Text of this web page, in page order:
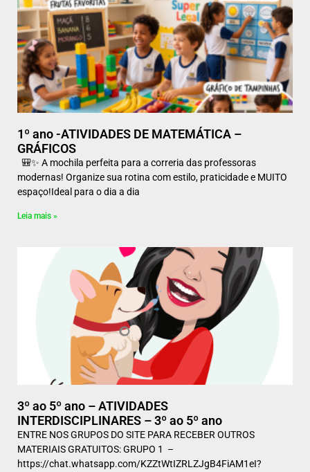
1º ano -ATIVIDADES DE MATEMÁTICA –
GRÁFICOS
🎒✨ A mochila perfeita para a correria das professoras
modernas! Organize sua rotina com estilo, praticidade e MUITO
espaço!Ideal para o dia a dia
Leia mais »
3º ao 5º ano – ATIVIDADES
INTERDISCIPLINARES – 3º ao 5º ano
ENTRE NOS GRUPOS DO SITE PARA RECEBER OUTROS
MATERIAIS GRATUITOS: GRUPO 1 –
https://chat.whatsapp.com/KZZtWtIZRLZJgB4FiAM1eI?